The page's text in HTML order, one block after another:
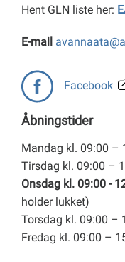
Hent GLN liste her:
E-mail
Facebook
Åbningstider
Mandag kl. 09:00 –
Tirsdag kl. 09:00 –
Onsdag kl. 09:00 -
holder lukket)
Torsdag kl. 09:00 –
Fredag kl. 09:00 –